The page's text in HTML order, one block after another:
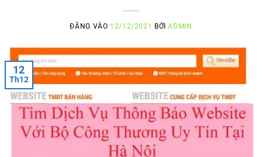
ĐĂNG VÀO 12/12/2021 BỞIADMIN
12
Th12